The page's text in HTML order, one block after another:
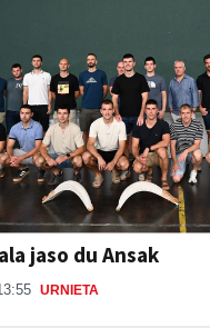
jaso du Ansak
URNIETA